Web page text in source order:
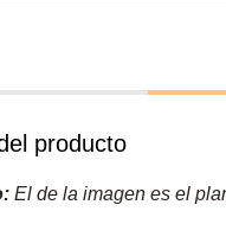
producto
El de la imagen es el